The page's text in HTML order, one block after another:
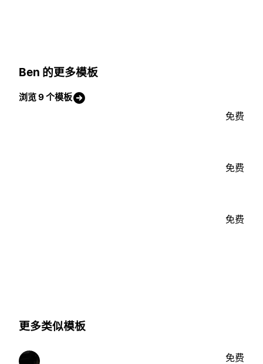
Ben 的更多模板
浏览 9 个模板
免费
免费
免费
更多类似模板
免费